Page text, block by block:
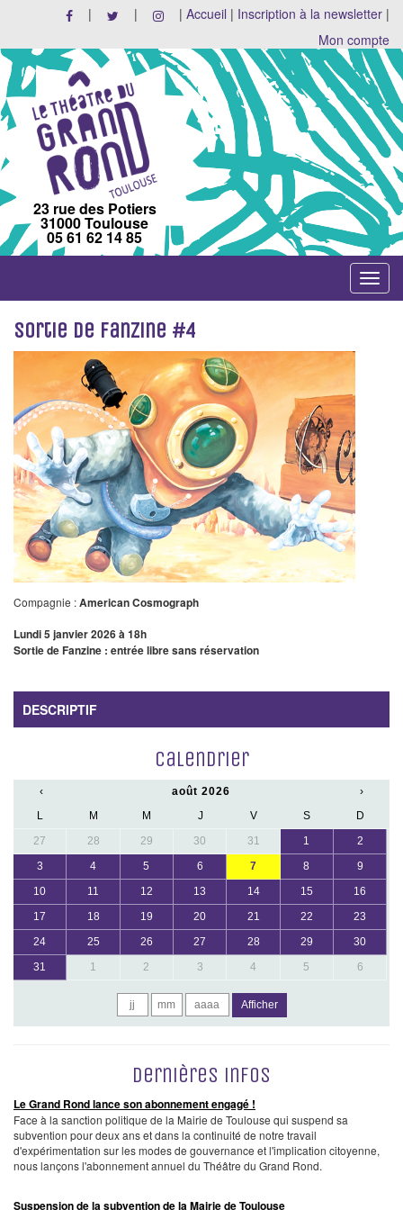
| | | Accueil | Inscription à la newsletter |
Mon compte
23 rue des Potiers
31000 Toulouse
05 61 62 14 85
Toggle
Sortie de fanzine #4
Compagnie :American Cosmograph
Lundi 5 janvier 2026 à 18h
Sortie de Fanzine : entrée libre sans réservation
DESCRIPTIF
Calendrier
‹ août 2026
›
L
M M J V S
D
27
28 29 30 31 1
2
3
4 5 6 7 8
9
10
11 12 13 14 15
16
17
18 19 20 21 22
23
24
25 26 27 28 29
30
31
1 2 3 4 5 6
Afficher
Dernières infos
Le Grand Rond lance son abonnement engagé !
Face à la sanction politique de la Mairie de Toulouse qui suspend sa
subvention pour deux ans et dans la continuité de notre travail
d'expérimentation sur les modes de gouvernance et l'implication citoyenne,
nous lançons l'abonnement annuel du Théâtre du Grand Rond.
Suspension de la subvention de la Mairie de Toulouse